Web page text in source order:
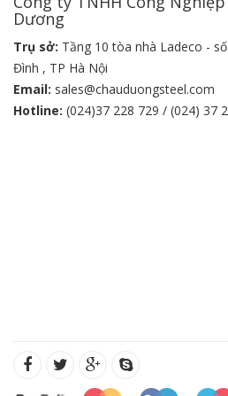
Dương
Trụ sở: Tầng 10 tòa nhà Ladeco -
Đình , TP Hà Nội
Email: sales@chauduongsteel.com
Hotline: (024)37 228 729 / (024) 37